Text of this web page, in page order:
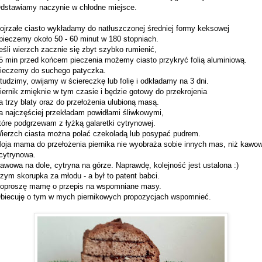
naczynie w chłodne miejsce.
ciasto wykładamy do natłuszczonej średniej formy keksowej
około 50 - 60 minut w 180 stopniach.
wierzch zacznie się zbyt szybko rumienić,
min przed końcem pieczenia możemy ciasto przykryć folią aluminiową.
do suchego patyczka.
owijamy w ściereczkę lub folię i odkładamy na 3 dni.
zmięknie w tym czasie i będzie gotowy do przekrojenia
trzy blaty oraz do przełożenia ulubioną masą.
najczęściej przekładam powidłami śliwkowymi,
podgrzewam z łyżką galaretki cytrynowej.
ciasta można polać czekoladą lub posypać pudrem.
mama do przełożenia piernika nie wyobraża sobie innych mas, niż
na dole, cytryna na górze. Naprawdę, kolejność jest ustalona :)
skorupka za młodu - a był to patent babci.
mamę o przepis na wspomniane masy.
o tym w mych piernikowych propozycjach wspomnieć.